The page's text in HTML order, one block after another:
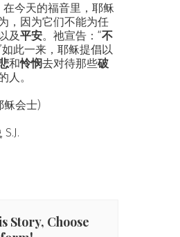
在今天的福音里，耶稣
，因为它们不能为任
及平安。祂宣告：“不
如此一来，耶稣提倡以
和怜悯去对待那些破
人。
稣会士)
Story, Choose